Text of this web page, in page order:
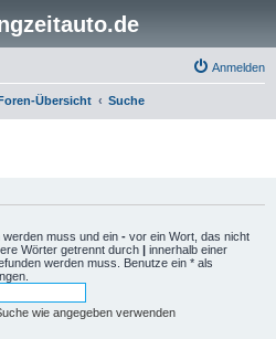
Anmelden
Übersicht Suche
muss und ein - vor ein Wort, das nicht
Wörter getrennt durch | innerhalb einer
werden muss. Benutze ein * als
wie angegeben verwenden